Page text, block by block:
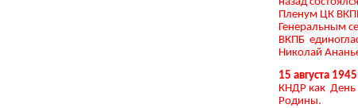
Пленум ЦК
Генеральным
ВКПБ
Николай
15 августа 1945
КНДР как День
Родины.